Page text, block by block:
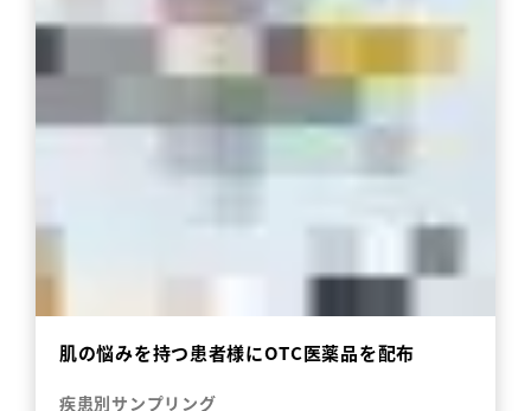
肌の悩みを持つ患者様にOTC医薬品を配布
疾患別サンプリング